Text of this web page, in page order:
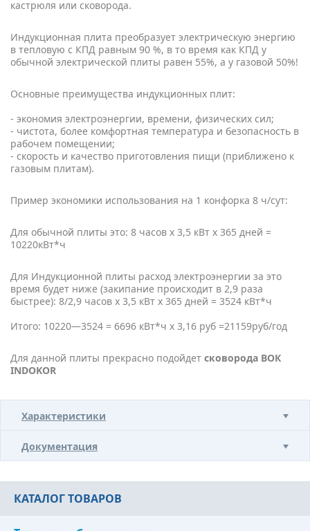
кастрюля или сковорода.
Индукционная плита преобразует электрическую энергию
в тепловую с КПД равным 90 %, в то время как КПД у
обычной электрической плиты равен 55%, а у газовой 50%!
Основные преимущества индукционных плит:
- экономия электроэнергии, времени, физических сил;
- чистота, более комфортная температура и безопасность в
рабочем помещении;
- скорость и качество приготовления пищи (приближено к
газовым плитам).
Пример экономики использования на 1 конфорка 8 ч/сут:
Для обычной плиты это: 8 часов х 3,5 кВт х 365 дней =
10220кВт*ч
Для Индукционной плиты расход электроэнергии за это
время будет ниже (закипание происходит в 2,9 раза
быстрее): 8/2,9 часов х 3,5 кВт х 365 дней = 3524 кВт*ч
Итого: 10220—3524 = 6696 кВт*ч х 3,16 руб =21159руб/год
Для данной плиты прекрасно подойдет сковорода ВОК
INDOKOR
Характеристики
Документация
КАТАЛОГ ТОВАРОВ